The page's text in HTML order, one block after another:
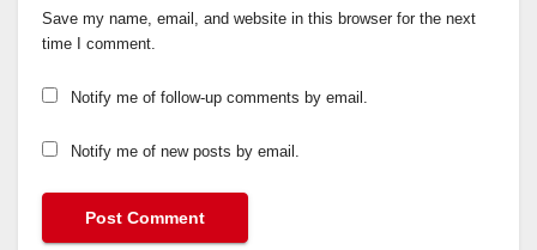
Save my name, email, and website in this browser for the next
time I comment.
Notify me of follow-up comments by email.
Notify me of new posts by email.